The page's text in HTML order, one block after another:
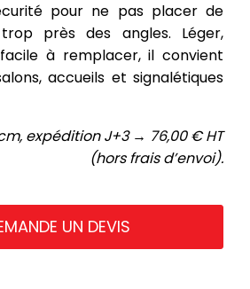
pour ne pas placer de
près des angles. Léger,
à remplacer, il convient
accueils et signalétiques
expédition J+3 → 76,00 € HT
(hors frais d’envoi).
UN DEVIS